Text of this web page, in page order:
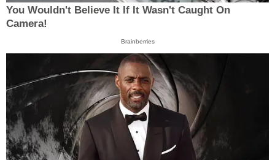
You Wouldn't Believe It If It Wasn't Caught On
Camera!
Brainberries